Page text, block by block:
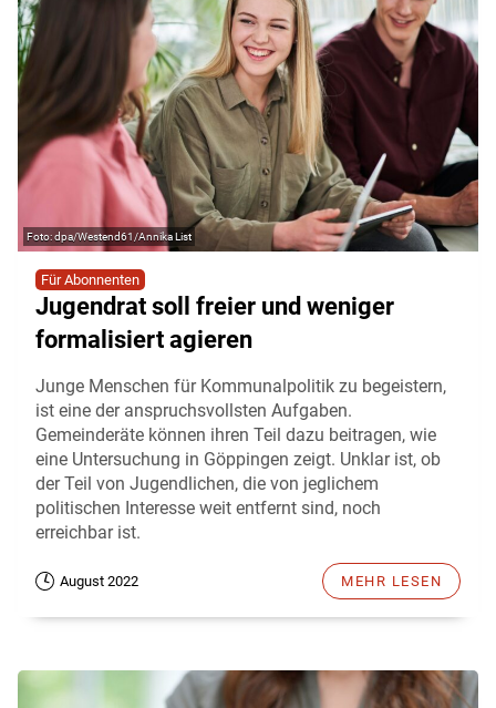
dpa/Westend61/Annika List
Für Abonnenten
Jugendrat soll freier und weniger
formalisiert agieren
Junge Menschen für Kommunalpolitik zu begeistern,
ist eine der anspruchsvollsten Aufgaben.
Gemeinderäte können ihren Teil dazu beitragen, wie
eine Untersuchung in Göppingen zeigt. Unklar ist, ob
der Teil von Jugendlichen, die von jeglichem
politischen Interesse weit entfernt sind, noch
erreichbar ist.
August 2022 MEHR LESEN